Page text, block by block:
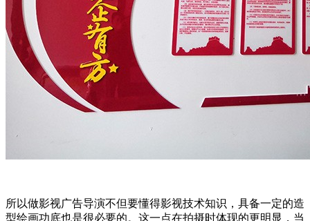
所以做影视广告导演不但要懂得影视技术知识，具备一定的造
型绘画功底也是很必要的。这一点在拍摄时体现的更明显，当